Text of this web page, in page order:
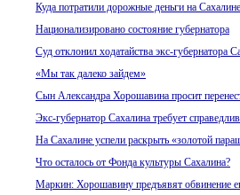
Куда потратили дорожные деньги на Сахалине
Национализировано состояние губернатора
Суд отклонил ходатайства экс-губернатора
«Мы так далеко зайдем»
Сын Александра Хорошавина просит
Экс-губернатор Сахалина требует
На Сахалине успели раскрыть «золотой
Что осталось от Фонда культуры Сахалина?
Маркин: Хорошавину предъявят обвинение